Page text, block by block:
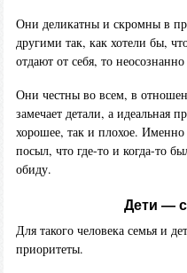
Они деликатны и скромны в
другими так, как хотели бы,
отдают от себя, то
Они честны во всем, в
замечает детали, а идеальная
хорошее, так и плохое. Именно
посыл, что где-то и когда-то
обиду.
Дети —
Для такого человека семья и
приоритеты.